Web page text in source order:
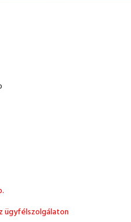
ügyfélszolgálaton